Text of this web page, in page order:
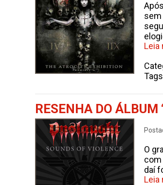
sem
Leia
RESENHA DO ÁLBUM
O
com
daí
Leia